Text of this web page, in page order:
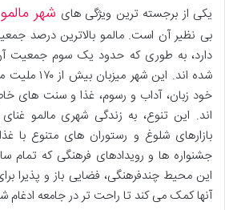
یکی از برجسته ترین ویژگی های شهر
بی نظیر آن است. مالمو بالاترین درصد
دارد، به طوری که حدود یک سوم جمعیت
شده اند. این
خود زبان، آداب و رسوم، غذا و سنت های
اند. این تنوع، به زندگی شهری مالمو
بازارهای شلوغ و رستوران های متنوع با
جشنواره ها و رویدادهای فرهنگی که تمام
این محیط چندفرهنگی، فضایی باز و پذیرا
آنها کمک می کند تا راحت تر در جامعه ادغام